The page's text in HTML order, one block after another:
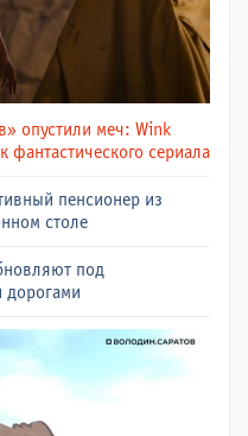
опустили меч: Wink
сериала
пенсионер из
столе
под